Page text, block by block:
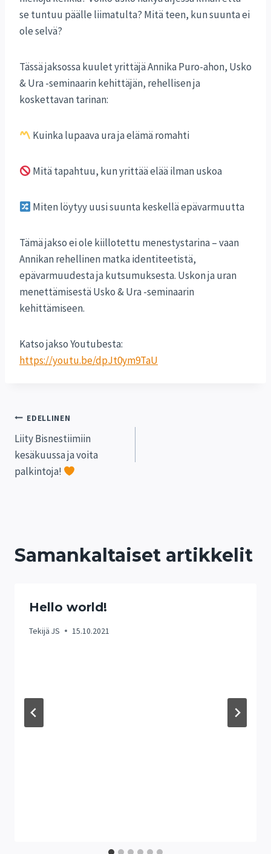
se tuntuu päälle liimatulta? Mitä teen, kun suunta ei
ole selvä?
Tässä jaksossa kuulet yrittäjä Annika Puro-ahon, Usko
& Ura -seminaarin kehittäjän, rehellisen ja
koskettavan tarinan:
Kuinka lupaava ura ja elämä romahti
Mitä tapahtuu, kun yrittää elää ilman uskoa
Miten löytyy uusi suunta keskellä epävarmuutta
Tämä jakso ei ole kiillotettu menestystarina – vaan
Annikan rehellinen matka identiteetistä,
epävarmuudesta ja kutsumuksesta. Uskon ja uran
menettämisestä Usko & Ura -seminaarin
kehittämiseen.
Katso jakso Youtubesta:
https://youtu.be/dpJt0ym9TaU
Artikkelien
selaus
EDELLINEN
Liity Bisnestiimiin
kesäkuussa ja voita
palkintoja!
Samankaltaiset artikkelit
Hello world!
Tekijä JS 15.10.2021